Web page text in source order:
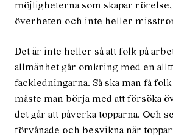
möjligheterna som skapar
överheten och inte heller
Det är inte heller så att folk på
allmänhet går omkring med en
fackledningarna. Så ska man få
måste man börja med att försöka
det går att påverka topparna. Och
förvånade och besvikna när